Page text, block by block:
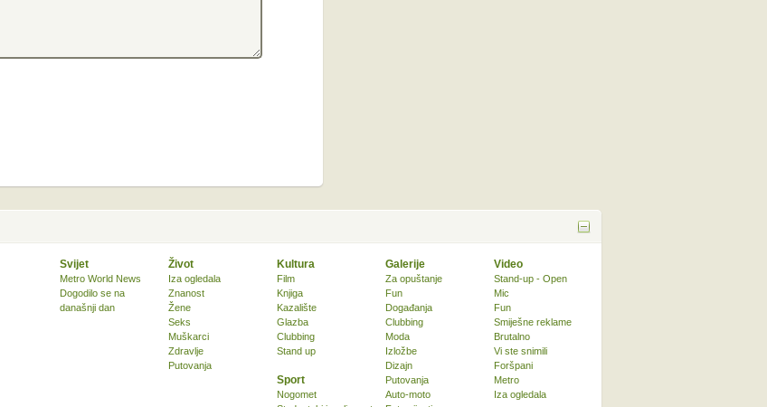
Svijet
Metro World News
Dogodilo se na
današnji dan
Život
Iza ogledala
Znanost
Žene
Seks
Muškarci
Zdravlje
Putovanja
Kultura
Film
Knjiga
Kazalište
Glazba
Clubbing
Stand up
Sport
Nogomet
Galerije
Za opuštanje
Fun
Događanja
Clubbing
Moda
Izložbe
Dizajn
Putovanja
Auto-moto
Video
Stand-up - Open
Mic
Fun
Smiješne reklame
Brutalno
Vi ste snimili
Foršpani
Metro
Iza ogledala